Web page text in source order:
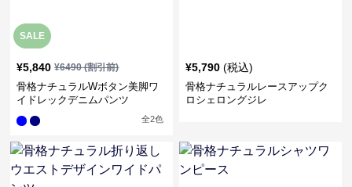
SALE
¥5,840 ¥6490(割引前)
骨格ナチュラルWボタン美脚ワ
イドレックデニムパンツ
全2色
¥5,790 (税込)
骨格ナチュラルレースアップク
ロシェロングジレ